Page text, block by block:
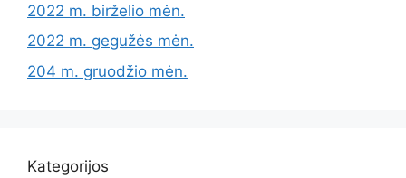
2022 m. birželio mėn.
2022 m. gegužės mėn.
204 m. gruodžio mėn.
Kategorijos